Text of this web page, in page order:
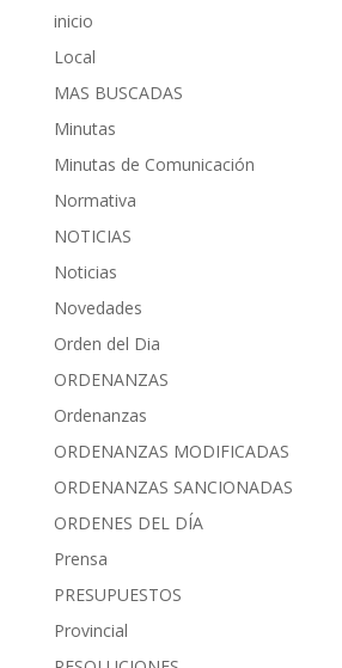
inicio
Local
MAS BUSCADAS
Minutas
Minutas de Comunicación
Normativa
NOTICIAS
Noticias
Novedades
Orden del Dia
ORDENANZAS
Ordenanzas
ORDENANZAS MODIFICADAS
ORDENANZAS SANCIONADAS
ORDENES DEL DÍA
Prensa
PRESUPUESTOS
Provincial